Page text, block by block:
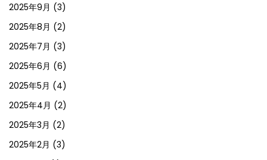
2025年9月 (3)
2025年8月 (2)
2025年7月 (3)
2025年6月 (6)
2025年5月 (4)
2025年4月 (2)
2025年3月 (2)
2025年2月 (3)